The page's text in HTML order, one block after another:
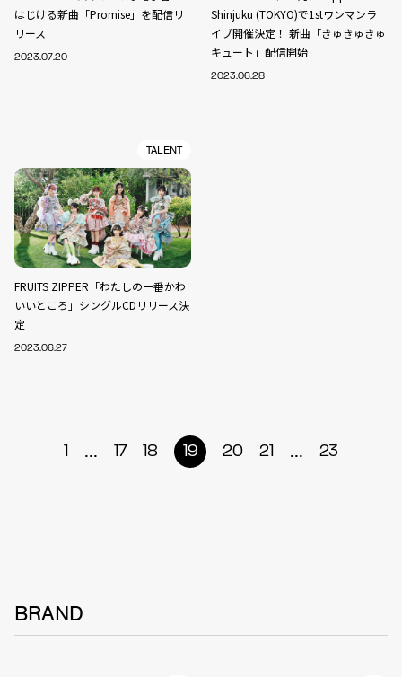
はじける新曲「Promise」を配信リ
リース
2023.07.20
Shinjuku (TOKYO)で1stワンマンラ
イブ開催決定！ 新曲「きゅきゅきゅ
キュート」配信開始
2023.06.28
TALENT
FRUITS ZIPPER「わたしの一番かわ
いいところ」シングルCDリリース決
定
2023.06.27
1 ... 17 18 19 20 21 ... 23
BRAND